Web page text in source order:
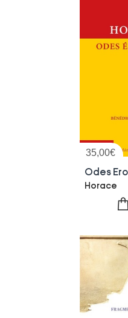
35,00€
Odes
Horace